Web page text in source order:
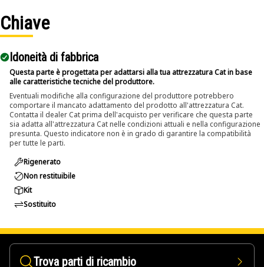
Chiave
Idoneità di fabbrica
Questa parte è progettata per adattarsi alla tua attrezzatura Cat in base
alle caratteristiche tecniche del produttore.
Eventuali modifiche alla configurazione del produttore potrebbero
comportare il mancato adattamento del prodotto all'attrezzatura Cat.
Contatta il dealer Cat prima dell'acquisto per verificare che questa parte
sia adatta all'attrezzatura Cat nelle condizioni attuali e nella configurazione
presunta. Questo indicatore non è in grado di garantire la compatibilità
per tutte le parti.
Rigenerato
Non restituibile
Kit
Sostituito
Trova parti di ricambio